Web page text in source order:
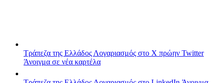
Τράπεζα της Ελλάδος Λογαριασμός στο X πρώην Twitter
Άνοιγμα σε νέα καρτέλα